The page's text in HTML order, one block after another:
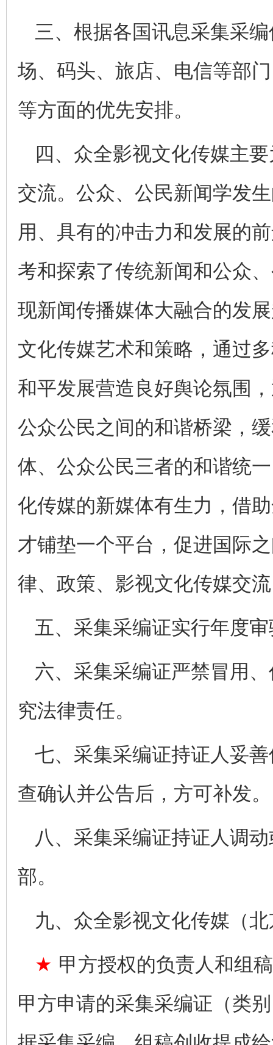
三、根据各国讯息采集采
场、码头、旅店、电信等部
等方面的优先安排。
四、众全影视文化传媒主
交流。公众、公民新闻学发
用、具有的冲击力和发展的
考和探索了传统新闻和公众
现新闻传播媒体大融合的发
文化传媒艺术和策略，通过
和平发展营造良好舆论氛围
公众公民之间的和谐桥梁，
体、公众公民三者的和谐统
化传媒的新媒体有生力，借
才铺垫一个平台，促进国际
律、政策、影视文化传媒交
五、采集采编证实行年度
六、采集采编证严禁冒用
究法律责任。
七、采集采编证持证人妥
查确认并公告后，方可补发。
八、采集采编证持证人调
部。
九、众全影视文化传媒（
★ 甲方授权的负责人和组
甲方申请的采集采编证（类